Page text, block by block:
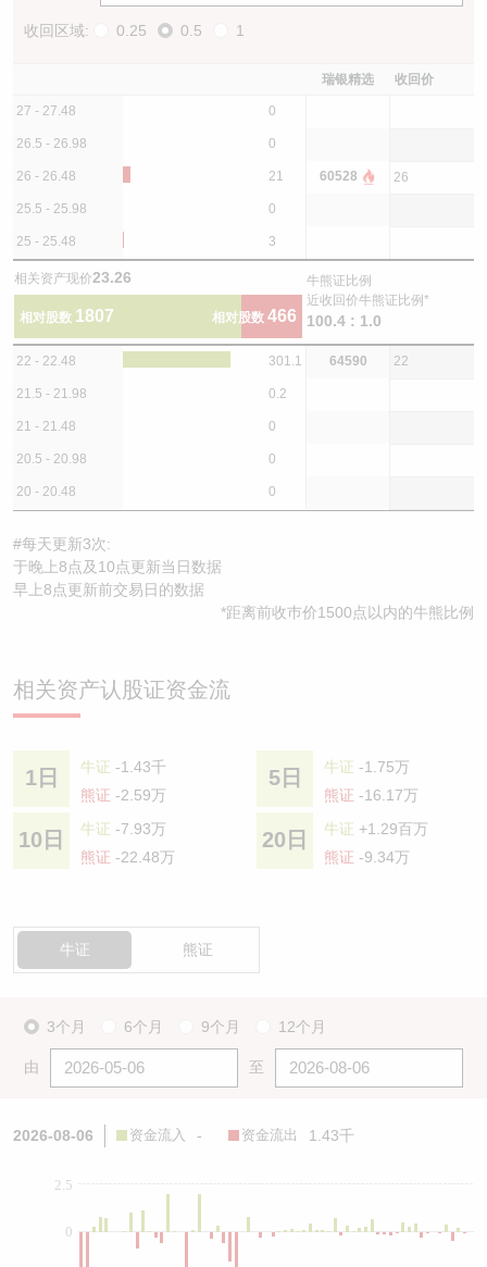
收回区域: 0.25 0.5 1
瑞银精选 收回价
27 - 27.48 0
26.5 - 26.98 0
26 - 26.48 21 60528 26
25.5 - 25.98 0
25 - 25.48 3
相关资产现价23.26
相对股数 1807 相对股数 466
牛熊证比例
近收回价牛熊证比例*
100.4 : 1.0
22 - 22.48 301.1 64590 22
21.5 - 21.98 0.2
21 - 21.48 0
20.5 - 20.98 0
20 - 20.48 0
#每天更新3次:
于晚上8点及10点更新当日数据
早上8点更新前交易日的数据
*距离前收巿价1500点以内的牛熊比例
相关资产认股证资金流
1日 牛证 -1.43千
熊证 -2.59万
5日 牛证 -1.75万
熊证 -16.17万
10日 牛证 -7.93万
熊证 -22.48万
20日 牛证 +1.29百万
熊证 -9.34万
牛证 熊证
3个月 6个月 9个月 12个月
由 至
2026-08-06 资金流入 - 资金流出 1.43千
0
2.5